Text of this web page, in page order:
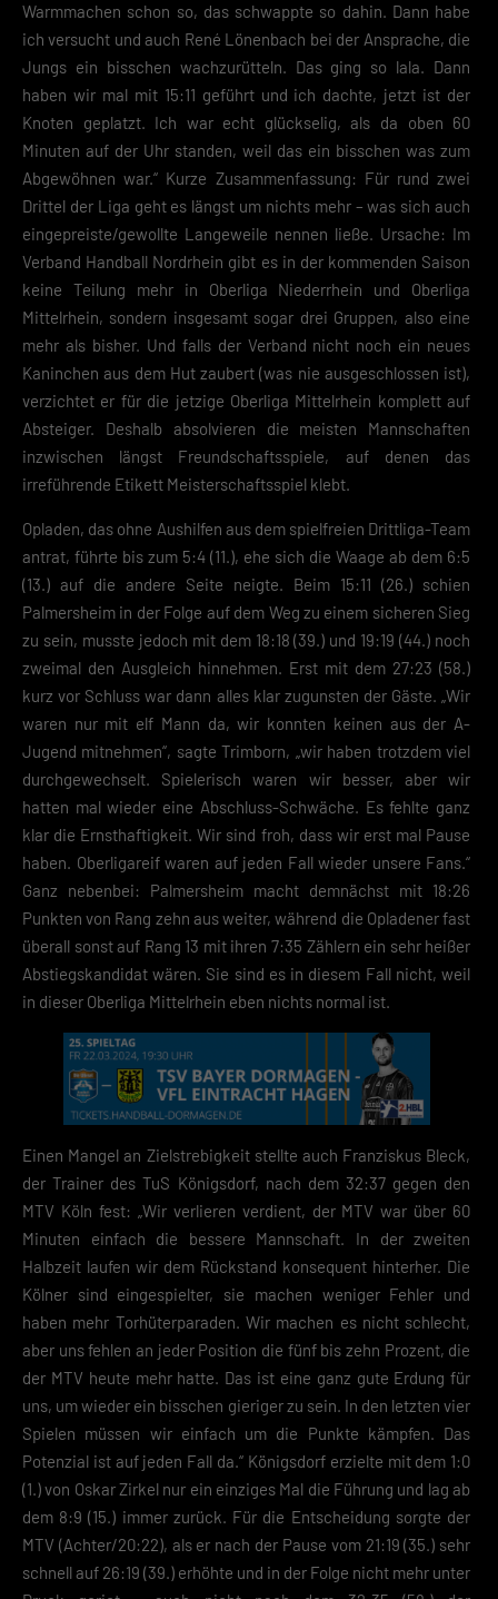
Warmmachen schon so, das schwappte so dahin. Dann habe
ich versucht und auch René Lönenbach bei der Ansprache, die
Jungs ein bisschen wachzurütteln. Das ging so lala. Dann
haben wir mal mit 15:11 geführt und ich dachte, jetzt ist der
Knoten geplatzt. Ich war echt glückselig, als da oben 60
Minuten auf der Uhr standen, weil das ein bisschen was zum
Abgewöhnen war.“ Kurze Zusammenfassung: Für rund zwei
Drittel der Liga geht es längst um nichts mehr – was sich auch
eingepreiste/gewollte Langeweile nennen ließe. Ursache: Im
Verband Handball Nordrhein gibt es in der kommenden Saison
keine Teilung mehr in Oberliga Niederrhein und Oberliga
Mittelrhein, sondern insgesamt sogar drei Gruppen, also eine
mehr als bisher. Und falls der Verband nicht noch ein neues
Kaninchen aus dem Hut zaubert (was nie ausgeschlossen ist),
verzichtet er für die jetzige Oberliga Mittelrhein komplett auf
Absteiger. Deshalb absolvieren die meisten Mannschaften
inzwischen längst Freundschaftsspiele, auf denen das
irreführende Etikett Meisterschaftsspiel klebt.
Opladen, das ohne Aushilfen aus dem spielfreien Drittliga-Team
antrat, führte bis zum 5:4 (11.), ehe sich die Waage ab dem 6:5
(13.) auf die andere Seite neigte. Beim 15:11 (26.) schien
Palmersheim in der Folge auf dem Weg zu einem sicheren Sieg
zu sein, musste jedoch mit dem 18:18 (39.) und 19:19 (44.) noch
zweimal den Ausgleich hinnehmen. Erst mit dem 27:23 (58.)
kurz vor Schluss war dann alles klar zugunsten der Gäste. „Wir
waren nur mit elf Mann da, wir konnten keinen aus der A-
Jugend mitnehmen“, sagte Trimborn, „wir haben trotzdem viel
durchgewechselt. Spielerisch waren wir besser, aber wir
hatten mal wieder eine Abschluss-Schwäche. Es fehlte ganz
klar die Ernsthaftigkeit. Wir sind froh, dass wir erst mal Pause
haben. Oberligareif waren auf jeden Fall wieder unsere Fans.“
Ganz nebenbei: Palmersheim macht demnächst mit 18:26
Punkten von Rang zehn aus weiter, während die Opladener fast
überall sonst auf Rang 13 mit ihren 7:35 Zählern ein sehr heißer
Abstiegskandidat wären. Sie sind es in diesem Fall nicht, weil
in dieser Oberliga Mittelrhein eben nichts normal ist.
Einen Mangel an Zielstrebigkeit stellte auch Franziskus Bleck,
der Trainer des TuS Königsdorf, nach dem 32:37 gegen den
MTV Köln fest: „Wir verlieren verdient, der MTV war über 60
Minuten einfach die bessere Mannschaft. In der zweiten
Halbzeit laufen wir dem Rückstand konsequent hinterher. Die
Kölner sind eingespielter, sie machen weniger Fehler und
haben mehr Torhüterparaden. Wir machen es nicht schlecht,
aber uns fehlen an jeder Position die fünf bis zehn Prozent, die
der MTV heute mehr hatte. Das ist eine ganz gute Erdung für
uns, um wieder ein bisschen gieriger zu sein. In den letzten vier
Spielen müssen wir einfach um die Punkte kämpfen. Das
Potenzial ist auf jeden Fall da.“ Königsdorf erzielte mit dem 1:0
(1.) von Oskar Zirkel nur ein einziges Mal die Führung und lag ab
dem 8:9 (15.) immer zurück. Für die Entscheidung sorgte der
MTV (Achter/20:22), als er nach der Pause vom 21:19 (35.) sehr
schnell auf 26:19 (39.) erhöhte und in der Folge nicht mehr unter